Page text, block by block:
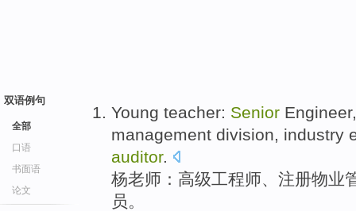
双语例句
全部
口语
书面语
论文
Young teacher: Senior Engineer
management division, industry
auditor.
杨老师 ： 高级工程师、 注册物业
员。